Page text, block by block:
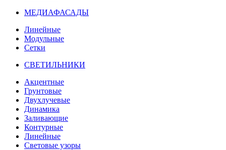
МЕДИАФАСАДЫ
Линейные
Модульные
Сетки
СВЕТИЛЬНИКИ
Акцентные
Грунтовые
Двухлучевые
Динамика
Заливающие
Контурные
Линейные
Световые узоры